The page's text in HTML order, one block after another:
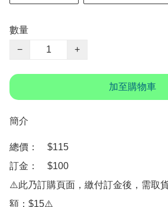
數量
−
+
加至購物車
簡介
總價：　$115
訂金：　$100
⚠️此乃訂購頁面，繳付訂金後，需取
額：$15⚠️